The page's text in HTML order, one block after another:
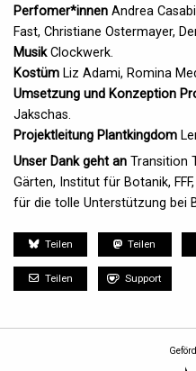
Perfomer*innen Andrea
Fast, Christiane Ostermayer,
MusikClockwerk.
Kostüm Liz Adami, Romina
Umsetzung und Konzeption
Jakschas.
Projektleitung Plantkingdom
Unser Dank geht an Transition
Gärten, Institut für Botanik,
für die tolle Unterstützung bei
Teilen Teilen
Teilen Support